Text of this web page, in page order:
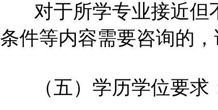
对于所学专业接近但
条件等内容需要咨询的
（五）学历学位要求